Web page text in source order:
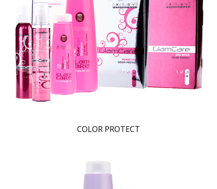
COLOR PROTECT